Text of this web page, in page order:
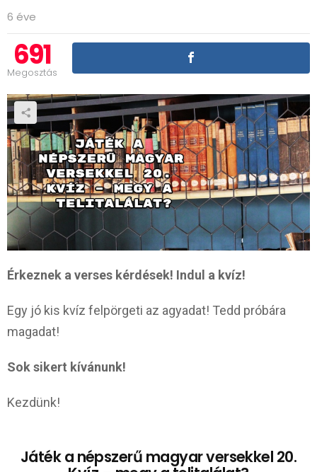
6 éve
691
Megosztás
Érkeznek a verses kérdések! Indul a kvíz!
Egy jó kis kvíz felpörgeti az agyadat! Tedd próbára
magadat!
Sok sikert kívánunk!
Kezdünk!
Játék a népszerű magyar versekkel 20.